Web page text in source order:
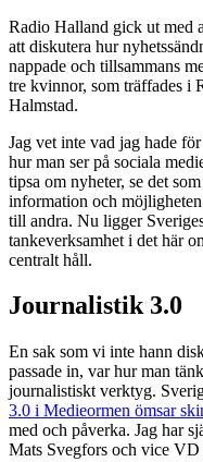
Radio Halland gick ut med
att diskutera hur
nappade och tillsammans
tre kvinnor, som träffades i
Halmstad.
Jag vet inte vad jag hade
hur man ser på sociala
tipsa om nyheter, se det
information och
till andra. Nu ligger
tankeverksamhet i det här
centralt håll.
Journalistik 3.0
En sak som vi inte hann
passade in, var hur man
journalistiskt verktyg.
3.0 i Medieormen ömsar
med och påverka. Jag har
Mats Svegfors och vice